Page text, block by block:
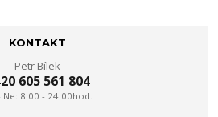
KONTAKT
Petr Bílek
605 561 804
Ne: 8:00 - 24:00hod.